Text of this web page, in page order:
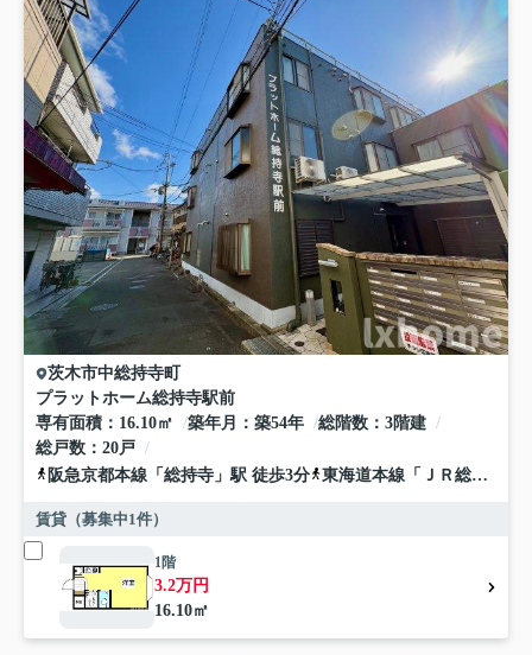
茨木市中総持寺町
プラットホーム総持寺駅前
専有面積
16.10㎡ 築年月 築54年 総階数
3階建
総戸数
20戸
阪急京都本線 「 総持寺 」駅 徒歩3分 東海道本線 「 ＪＲ総持寺
賃貸（募集中1件）
1階
3.2万円
16.10㎡